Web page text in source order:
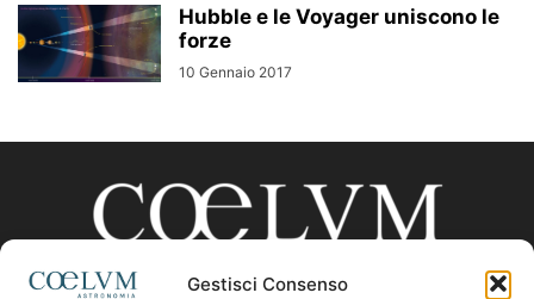
Gestisci Consenso
Hubble e le Voyager uniscono le
forze
10 Gennaio 2017